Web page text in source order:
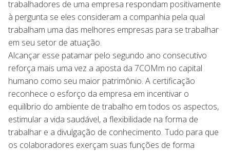
trabalhadores de uma empresa respondam positivamente
à pergunta se eles consideram a companhia pela qual
trabalham uma das melhores empresas para se trabalhar
em seu setor de atuação.
Alcançar esse patamar pelo segundo ano consecutivo
reforça mais uma vez a aposta da 7COMm no capital
humano como seu maior patrimônio. A certificação
reconhece o esforço da empresa em incentivar o
equilíbrio do ambiente de trabalho em todos os aspectos,
estimular a vida saudável, a flexibilidade na forma de
trabalhar e a divulgação de conhecimento. Tudo para que
os colaboradores exerçam suas funções de forma